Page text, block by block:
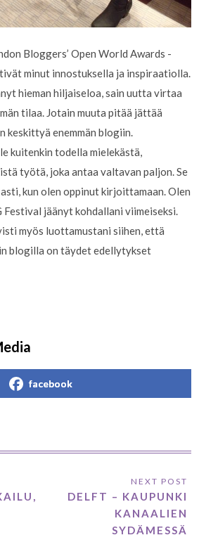
Bloggers’ Open World Awards -
minut innostuksella ja inspiraatiolla.
hieman hiljaiseloa, sain uutta virtaa
tilaa. Jotain muuta pitää jättää
keskittyä enemmän blogiin.
kuitenkin todella mielekästä,
työtä, joka antaa valtavan paljon. Se
kun olen oppinut kirjoittamaan. Olen
Festival jäänyt kohdallani viimeiseksi.
myös luottamustani siihen, että
blogilla on täydet edellytykset
facebook
DELFT – KAUPUNKI
KANAALIEN
SYDÄMESSÄ